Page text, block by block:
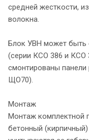
средней жесткости,
волокна.
Блок УВН может быть
(серии КСО 386 и КСО
смонтированы
ЩО70).
Монтаж
Монтаж комплектной
бетонный